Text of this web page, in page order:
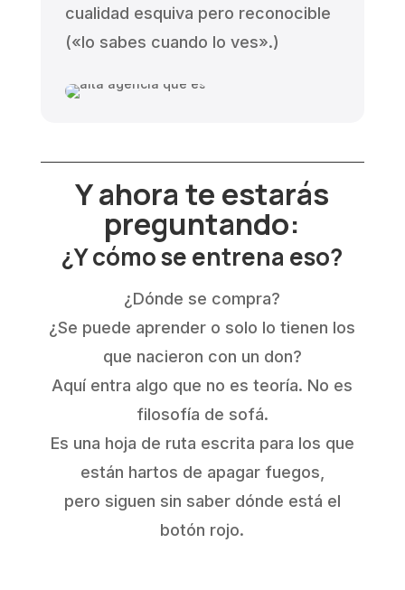
cualidad esquiva pero reconocible
(«lo sabes cuando lo ves».)
Y ahora te estarás
preguntando:
¿Y cómo se entrena eso?
¿Dónde se compra?
¿Se puede aprender o solo lo tienen los
que nacieron con un don?
Aquí entra algo que no es teoría. No es
filosofía de sofá.
Es una hoja de ruta escrita para los que
están hartos de apagar fuegos,
pero siguen sin saber dónde está el
botón rojo.